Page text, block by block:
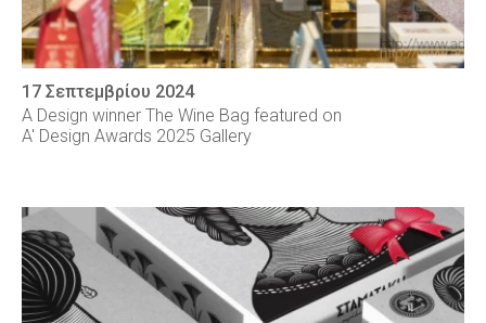
17 Σεπτεμβρίου 2024
A Design winner The Wine Bag featured on
A' Design Awards 2025 Gallery